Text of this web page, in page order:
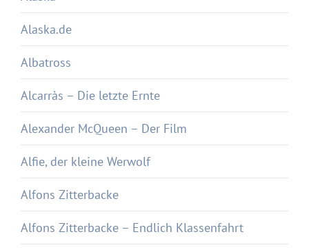
Alaska.de
Albatross
Alcarràs – Die letzte Ernte
Alexander McQueen – Der Film
Alfie, der kleine Werwolf
Alfons Zitterbacke
Alfons Zitterbacke – Endlich Klassenfahrt